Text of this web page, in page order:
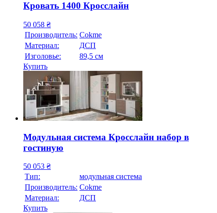
Кровать 1400 Кросслайн
50 058 ₴
Производитель: Cokme
Материал:
ДСП
Изголовье:
89,5 см
Купить
Модульная система Кросслайн набор в
гостиную
50 053 ₴
Тип:
модульная система
Производитель: Cokme
Материал:
ДСП
Купить